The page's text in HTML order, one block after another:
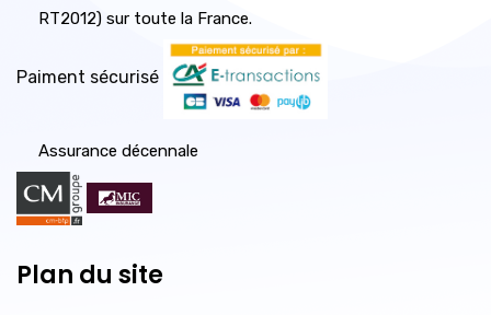
RT2012) sur toute la France.
Paiment sécurisé
Assurance décennale
Plan du site